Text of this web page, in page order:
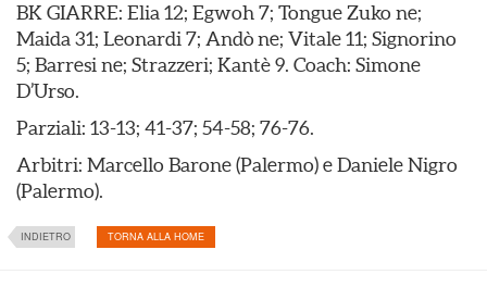
BK GIARRE: Elia 12; Egwoh 7; Tongue Zuko ne;
Maida 31; Leonardi 7; Andò ne; Vitale 11; Signorino
5; Barresi ne; Strazzeri; Kantè 9. Coach: Simone
D’Urso.
Parziali: 13-13; 41-37; 54-58; 76-76.
Arbitri: Marcello Barone (Palermo) e Daniele Nigro
(Palermo).
INDIETRO TORNA ALLA HOME